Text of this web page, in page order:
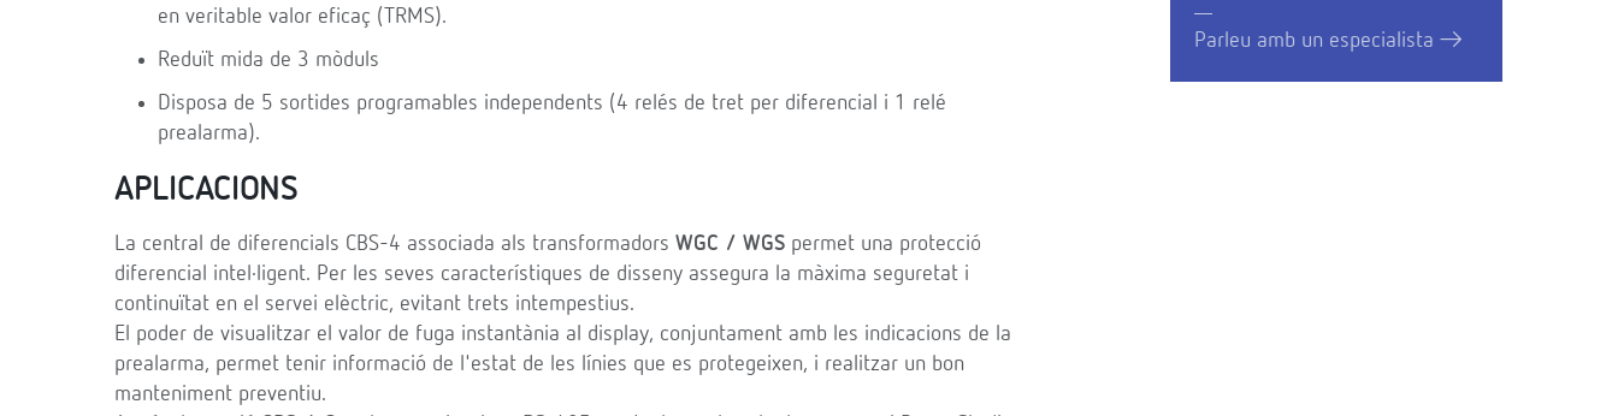
en veritable valor eficaç (TRMS).
Reduït mida de 3 mòduls
Disposa de 5 sortides programables independents (4 relés de tret per diferencial i 1 relé
prealarma).
APLICACIONS
La central de diferencials CBS-4 associada als transformadors WGC / WGS permet una protecció
diferencial intel·ligent. Per les seves característiques de disseny assegura la màxima seguretat i
continuïtat en el servei elèctric, evitant trets intempestius.
El poder de visualitzar el valor de fuga instantània al display, conjuntament amb les indicacions de la
prealarma, permet tenir informació de l'estat de les línies que es protegeixen, i realitzar un bon
manteniment preventiu.
Parleu amb un especialista